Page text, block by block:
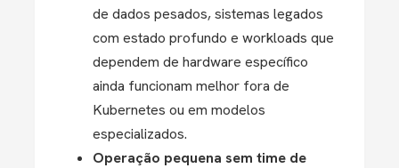
de dados pesados, sistemas legados
com estado profundo e workloads que
dependem de hardware específico
ainda funcionam melhor fora de
Kubernetes ou em modelos
especializados.
Operação pequena sem time de